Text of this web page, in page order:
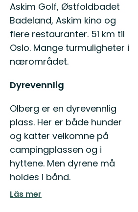
Askim Golf, Østfoldbadet
Badeland, Askim kino og
flere restauranter. 51 km til
Oslo. Mange turmuligheter i
nærområdet.
Dyrevennlig
Olberg er en dyrevennlig
plass. Her er både hunder
og katter velkomne på
campingplassen og i
hyttene. Men dyrene må
holdes i bånd.
Läs mer